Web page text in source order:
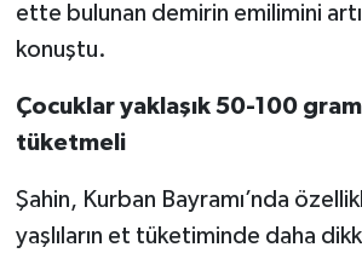
ette bulunan demirin emilimini
konuştu.
Çocuklar yaklaşık 50-100
tüketmeli
Şahin, Kurban Bayramı’nda
yaşlıların et tüketiminde daha